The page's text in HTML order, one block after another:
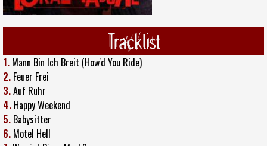
Tracklist
1. Mann Bin Ich Breit (How'd You Ride)
2. Feuer Frei
3.Auf Ruhr
4. Happy Weekend
5. Babysitter
6. Motel Hell